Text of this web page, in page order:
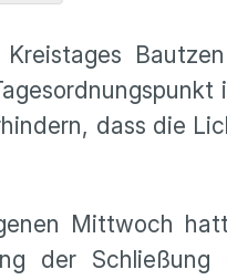
dass die
Mittwoch
der